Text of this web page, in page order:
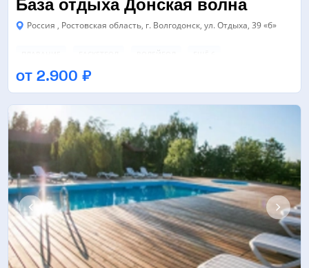
База отдыха Донская волна
Россия , Ростовская область, г. Волгодонск, ул. Отдыха, 39 «б»
ВОЛЕЙБОЛ
БАССЕЙН БИЛЬЯРДНЫЙ КЛУБ
от 2.900 ₽